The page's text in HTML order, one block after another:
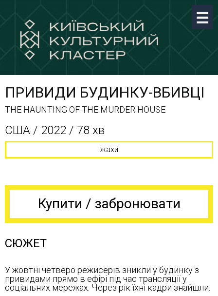
ПРИВИДИ БУДИНКУ-ВБИВЦІ
THE HAUNTING OF THE MURDER HOUSE
США / 2022 / 78 хв
жахи
Купити / забронювати
СЮЖЕТ
У жовтні четверо режисерів зникли у будинку з
привидами прямо в ефірі під час трансляції у
соціальних мережах. Через рік їхні кадри знайшли.